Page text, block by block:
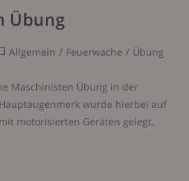
Übung
Allgemein / Feuerwache / Übung
Maschinisten Übung in der
wurde hierbei auf
motorisierten Geräten gelegt.